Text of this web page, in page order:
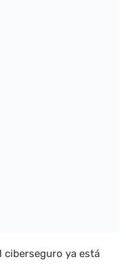
ciberseguro ya está